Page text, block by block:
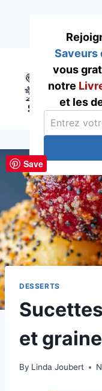
content
DESSERTS
et
By Linda Joubert
Saveurs
vous
notre
et les
Save